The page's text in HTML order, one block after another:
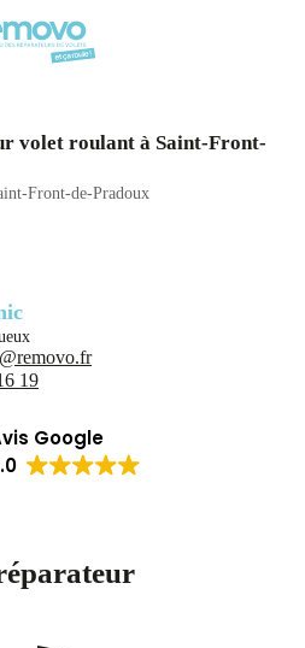
volet roulant à Saint-Front-
Front-de-Pradoux
19
Google